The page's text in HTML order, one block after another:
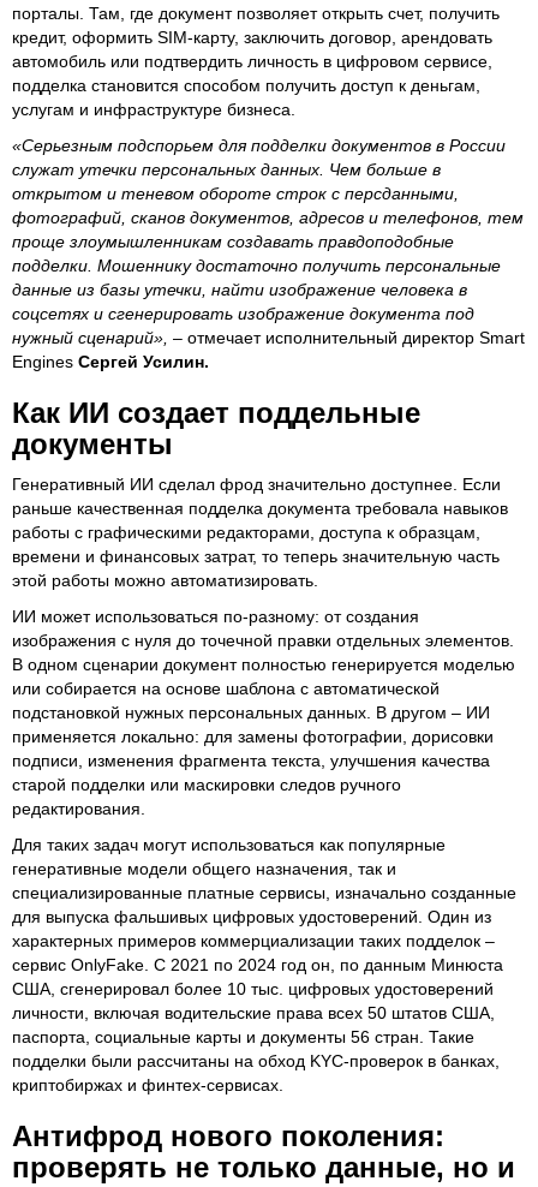
порталы. Там, где документ позволяет открыть счет, получить
кредит, оформить SIM-карту, заключить договор, арендовать
автомобиль или подтвердить личность в цифровом сервисе,
подделка становится способом получить доступ к деньгам,
услугам и инфраструктуре бизнеса.
«Серьезным подспорьем для подделки документов в России
служат утечки персональных данных. Чем больше в
открытом и теневом обороте строк с персданными,
фотографий, сканов документов, адресов и телефонов, тем
проще злоумышленникам создавать правдоподобные
подделки. Мошеннику достаточно получить персональные
данные из базы утечки, найти изображение человека в
соцсетях и сгенерировать изображение документа под
нужный сценарий», – отмечает исполнительный директор Smart
Engines Сергей Усилин.
Как ИИ создает поддельные
документы
Генеративный ИИ сделал фрод значительно доступнее. Если
раньше качественная подделка документа требовала навыков
работы с графическими редакторами, доступа к образцам,
времени и финансовых затрат, то теперь значительную часть
этой работы можно автоматизировать.
ИИ может использоваться по-разному: от создания
изображения с нуля до точечной правки отдельных элементов.
В одном сценарии документ полностью генерируется моделью
или собирается на основе шаблона с автоматической
подстановкой нужных персональных данных. В другом – ИИ
применяется локально: для замены фотографии, дорисовки
подписи, изменения фрагмента текста, улучшения качества
старой подделки или маскировки следов ручного
редактирования.
Для таких задач могут использоваться как популярные
генеративные модели общего назначения, так и
специализированные платные сервисы, изначально созданные
для выпуска фальшивых цифровых удостоверений. Один из
характерных примеров коммерциализации таких подделок –
сервис OnlyFake. С 2021 по 2024 год он, по данным Минюста
США, сгенерировал более 10 тыс. цифровых удостоверений
личности, включая водительские права всех 50 штатов США,
паспорта, социальные карты и документы 56 стран. Такие
подделки были рассчитаны на обход KYC-проверок в банках,
криптобиржах и финтех-сервисах.
Антифрод нового поколения:
проверять не только данные, но и